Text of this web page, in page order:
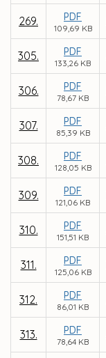
269. PDF
109,69 KB
305. PDF
133,26 KB
306. PDF
78,67 KB
307. PDF
85,39 KB
308. PDF
128,05 KB
309. PDF
121,06 KB
310. PDF
151,51 KB
311. PDF
125,06 KB
312. PDF
86,01 KB
313. PDF
78,64 KB